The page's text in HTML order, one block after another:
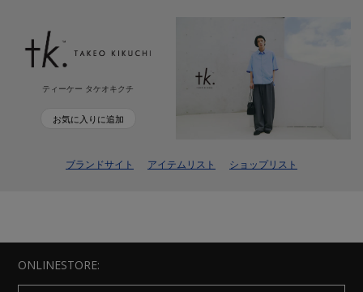
ティーケー タケオキクチ
お気に入りに追加
ブランドサイト アイテムリスト ショップリスト
ONLINESTORE: